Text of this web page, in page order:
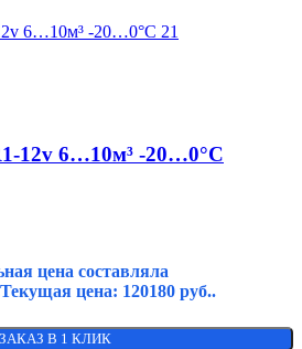
12v 6…10м³ -20…0°C
цена составляла
Текущая цена: 120180 руб..
ЗАКАЗ В 1 КЛИК